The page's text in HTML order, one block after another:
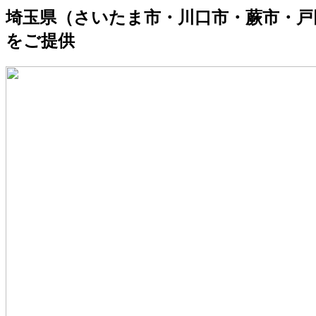
埼玉県（さいたま市・川口市・蕨市・
をご提供